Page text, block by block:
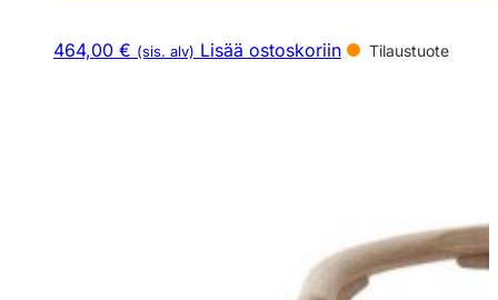
464,00 € (sis. alv) Lisää ostoskoriin Tilaustuote